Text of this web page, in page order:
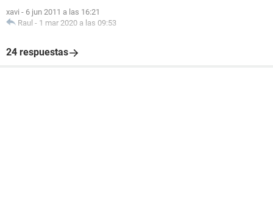
xavi - 6 jun 2011 a las 16:21
Raul - 1 mar 2020 a las 09:53
24 respuestas